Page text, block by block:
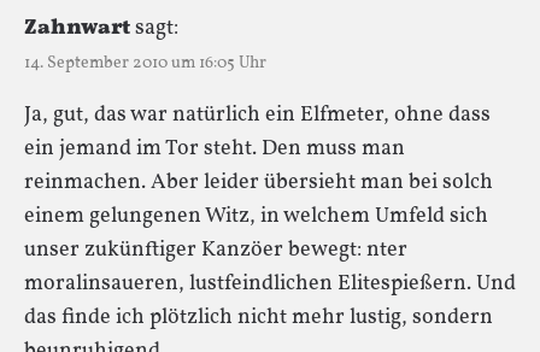
Zahnwartsagt:
14. September 2010 um 16:05 Uhr
Ja, gut, das war natürlich ein Elfmeter, ohne dass
ein jemand im Tor steht. Den muss man
reinmachen. Aber leider übersieht man bei solch
einem gelungenen Witz, in welchem Umfeld sich
unser zukünftiger Kanzöer bewegt: nter
moralinsaueren, lustfeindlichen Elitespießern. Und
das finde ich plötzlich nicht mehr lustig, sondern